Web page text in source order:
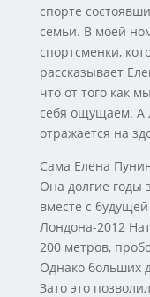
спорте
семьи. В моей
спортсменки,
рассказывает
что от того как
себя ощущаем. А
отражается на
Сама Елена
Она долгие годы
вместе с
Лондона-2012
200 метров,
Однако больших
Зато это